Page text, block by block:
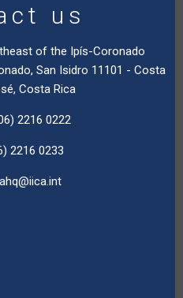
us
of the Ipís-Coronado
San Isidro 11101 - Costa
Costa Rica
2216 0222
2216 0233